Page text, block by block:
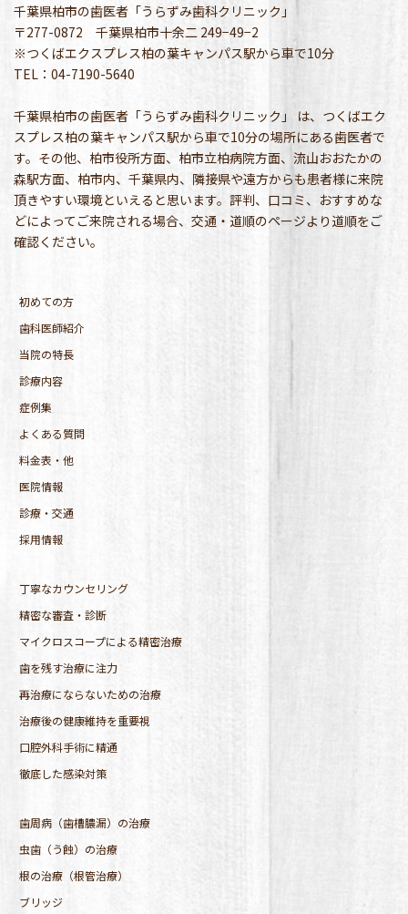
千葉県柏市の歯医者「うらずみ歯科クリニック」
〒277-0872 千葉県柏市十余二 249−49−2
※つくばエクスプレス柏の葉キャンパス駅から車で10分
TEL：04-7190-5640
千葉県柏市の歯医者「うらずみ歯科クリニック」 は、つくばエク
スプレス柏の葉キャンパス駅から車で10分の場所にある歯医者で
す。その他、柏市役所方面、柏市立柏病院方面、流山おおたかの
森駅方面、柏市内、千葉県内、隣接県や遠方からも患者様に来院
頂きやすい環境といえると思います。評判、口コミ、おすすめな
どによってご来院される場合、交通・道順のページより道順をご
確認ください。
初めての方
歯科医師紹介
当院の特長
診療内容
症例集
よくある質問
料金表・他
医院情報
診療・交通
採用情報
丁寧なカウンセリング
精密な審査・診断
マイクロスコープによる精密治療
歯を残す治療に注力
再治療にならないための治療
治療後の健康維持を重要視
口腔外科手術に精通
徹底した感染対策
歯周病（歯槽膿漏）の治療
虫歯（う蝕）の治療
根の治療（根管治療）
ブリッジ